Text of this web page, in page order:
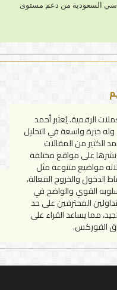
السعودية من دعم مستوى
الرقمية. يُعتبر أحمد
خبرة واسعة في التحليل
الكثير من المقالات
على مواقع مختلفة
مواضيع متنوعة مثل
الدخول والخروج الفعالة،
القوي والواضح في
المحترفين على حد
مما يساعد القراء على
الفوركس.